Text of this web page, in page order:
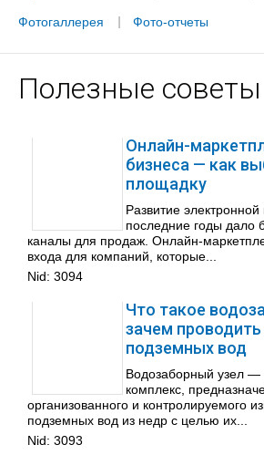
Фотогаллерея Фото-отчеты
Полезные советы
Онлайн-
бизнеса — как
площадку
Развитие
последние годы дало
каналы для продаж. Онлайн-
входа для компаний, которые...
Nid: 3094
Что такое
зачем
подземных вод
Водозаборный узел —
комплекс,
организованного и контролируемого
подземных вод из недр с целью их...
Nid: 3093